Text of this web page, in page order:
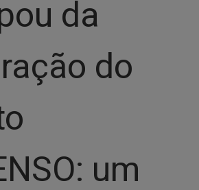
da
do
um